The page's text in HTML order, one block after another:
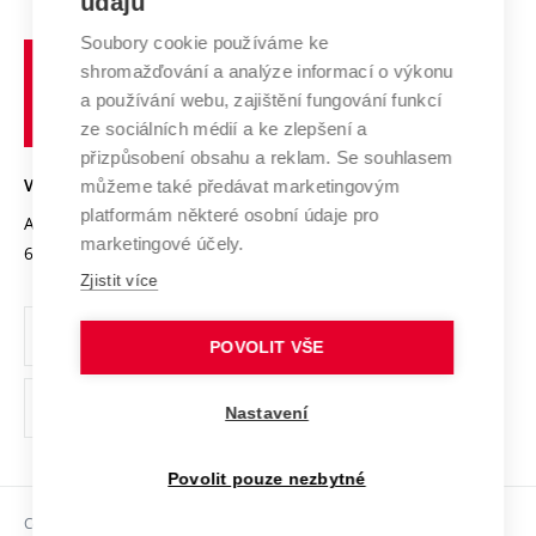
Systém zajišťování kvality výzkumu
Výzkumné infrastruktury
Transfer znalostí
Open Science
Projekty
Projekty ze strukturálních fondů
Specifický výzkum
Spolupráce se školami
Služby univerzity
Mezinárodní dohody
Univerzitní sítě
Profil univerzity
Udržitelná univerzita
Podnikavá univerzita / ContriBUTe
Bezpečná univerzita
Vyznamenání
Organizační struktura
Ochrana osobních údajů
odkaz)
Sociální bezpečí
učení
technické
VYSOKÉ UČENÍ TECHNICKÉ V BRNĚ
Antonínská 548/1
602 00 Brno
www.vut.cz
vut@vutbr.cz
Copyright © 2026 VUT
Soubory cookie používáme ke
shromažďování a analýze informací o výkonu
a používání webu, zajištění fungování funkcí
ze sociálních médií a ke zlepšení a
přizpůsobení obsahu a reklam. Se souhlasem
můžeme také předávat marketingovým
platformám některé osobní údaje pro
marketingové účely.
Zjistit více
POVOLIT VŠE
Nastavení
Povolit pouze nezbytné